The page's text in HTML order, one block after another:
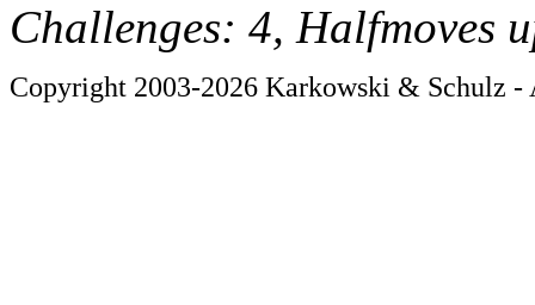
Challenges: 4, Halfmoves
Copyright 2003-2026 Karkowski & Schulz